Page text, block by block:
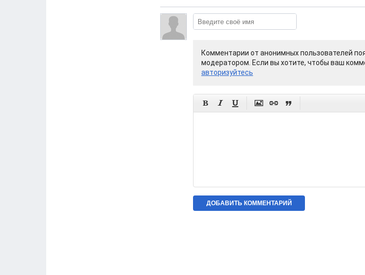
Комментарии от анонимных пользователей
модератором. Если вы хотите, чтобы ваш
авторизуйтесь
     